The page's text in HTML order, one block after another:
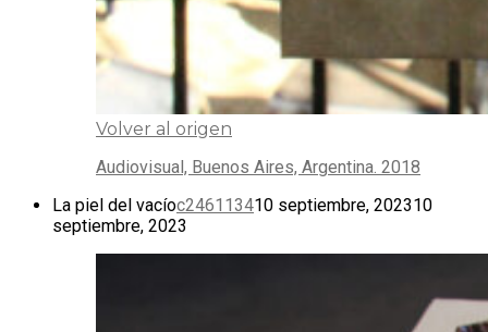
Volver al origen
Audiovisual, Buenos Aires, Argentina. 2018
La piel del vacíoc246113410 septiembre, 202310
septiembre, 2023